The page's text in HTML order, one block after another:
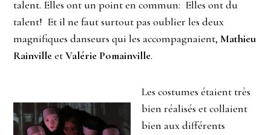
talent. Elles ont un point en commun: Elles ont du
talent! Et il ne faut surtout pas oublier les deux
magnifiques danseurs qui les accompagnaient,Mathieu
RainvilleetValérie Pomainville.
Les costumes étaient très
bien réalisés et collaient
bien aux différents